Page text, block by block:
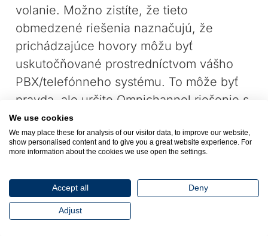
volanie. Možno zistíte, že tieto
obmedzené riešenia naznačujú, že
prichádzajúce hovory môžu byť
uskutočňované prostredníctvom vášho
PBX/telefónneho systému. To môže byť
pravda, ale určite Omnichannel riešenie s
MIS a štatistikami na jednom mieste by
bolo oveľa jednoduchšie spravovať a,
samozrejme, je ľahšie získať MIS, keď je
keď už mám odchádzajúci hovor, je
ústredňa dostatočne „chytrá“ na to, aby to
We use cookies
We may place these for analysis of our visitor data, to improve our website,
show personalised content and to give you a great website experience. For
more information about the cookies we use open the settings.
Accept all Deny
Adjust